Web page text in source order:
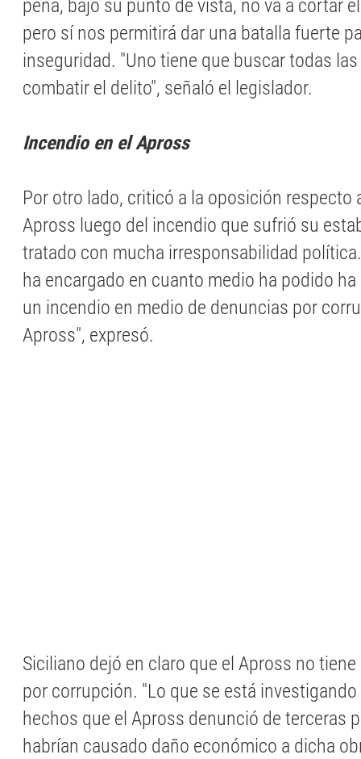
pena, bajo su punto de vista, no va a cortar
pero sí nos permitirá dar una batalla fuerte
inseguridad. "Uno tiene que buscar todas
combatir el delito", señaló el legislador.
Incendio en el Apross
Por otro lado, criticó a la oposición respecto
Apross luego del incendio que sufrió su
tratado con mucha irresponsabilidad
ha encargado en cuanto medio ha podido
un incendio en medio de denuncias por
Apross", expresó.
Siciliano dejó en claro que el Apross no
por corrupción. "Lo que se está
hechos que el Apross denunció de terceras
habrían causado daño económico a dicha